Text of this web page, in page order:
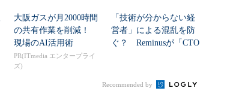
大阪ガスが月2000時間
の共有作業を削減！
現場のAI活用術
PR(ITmedia エンタープライ
ズ)
「技術が分からない経
営者」による混乱を防
ぐ？ Reminusが「CTO
Recommended by